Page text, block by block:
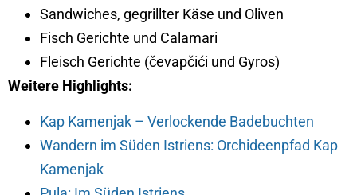
Sandwiches, gegrillter Käse und Oliven
Fisch Gerichte und Calamari
Fleisch Gerichte (čevapčići und Gyros)
Weitere Highlights:
Kap Kamenjak – Verlockende Badebuchten
Wandern im Süden Istriens: Orchideenpfad Kap
Kamenjak